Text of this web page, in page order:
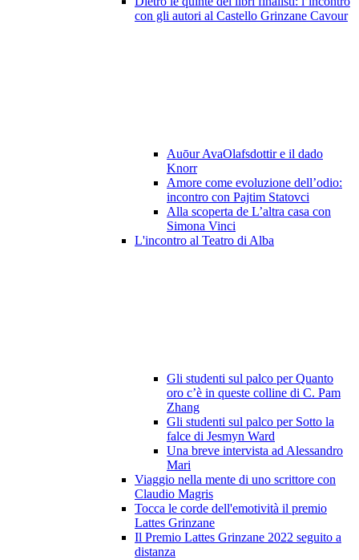
con gli autori al Castello Grinzane Cavour
Auōur AvaOlafsdottir e il dado
Knorr
Amore come evoluzione dell’odio:
incontro con Pajtim Statovci
Alla scoperta de L’altra casa con
Simona Vinci
L'incontro al Teatro di Alba
Gli studenti sul palco per Quanto
oro c’è in queste colline di C. Pam
Zhang
Gli studenti sul palco per Sotto la
falce di Jesmyn Ward
Una breve intervista ad Alessandro
Mari
Viaggio nella mente di uno scrittore con
Claudio Magris
Tocca le corde dell'emotività il premio
Lattes Grinzane
Il Premio Lattes Grinzane 2022 seguito a
distanza